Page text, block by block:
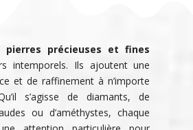
pierres précieuses et fines
intemporels. Ils ajoutent une
et de raffinement à n’importe
s’agisse de diamants, de
ou d’améthystes, chaque